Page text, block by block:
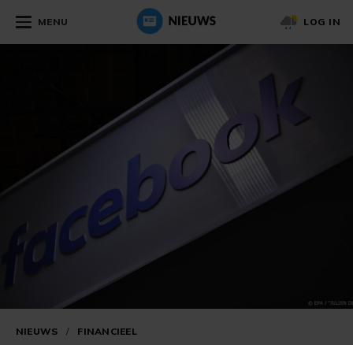
MENU LOG IN
NIEUWS / FINANCIEEL